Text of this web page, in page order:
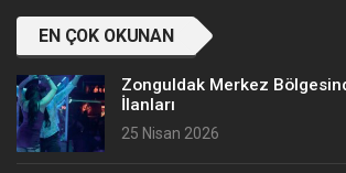
EN ÇOK OKUNAN
Zonguldak Merkez
İlanları
25 Nisan 2026